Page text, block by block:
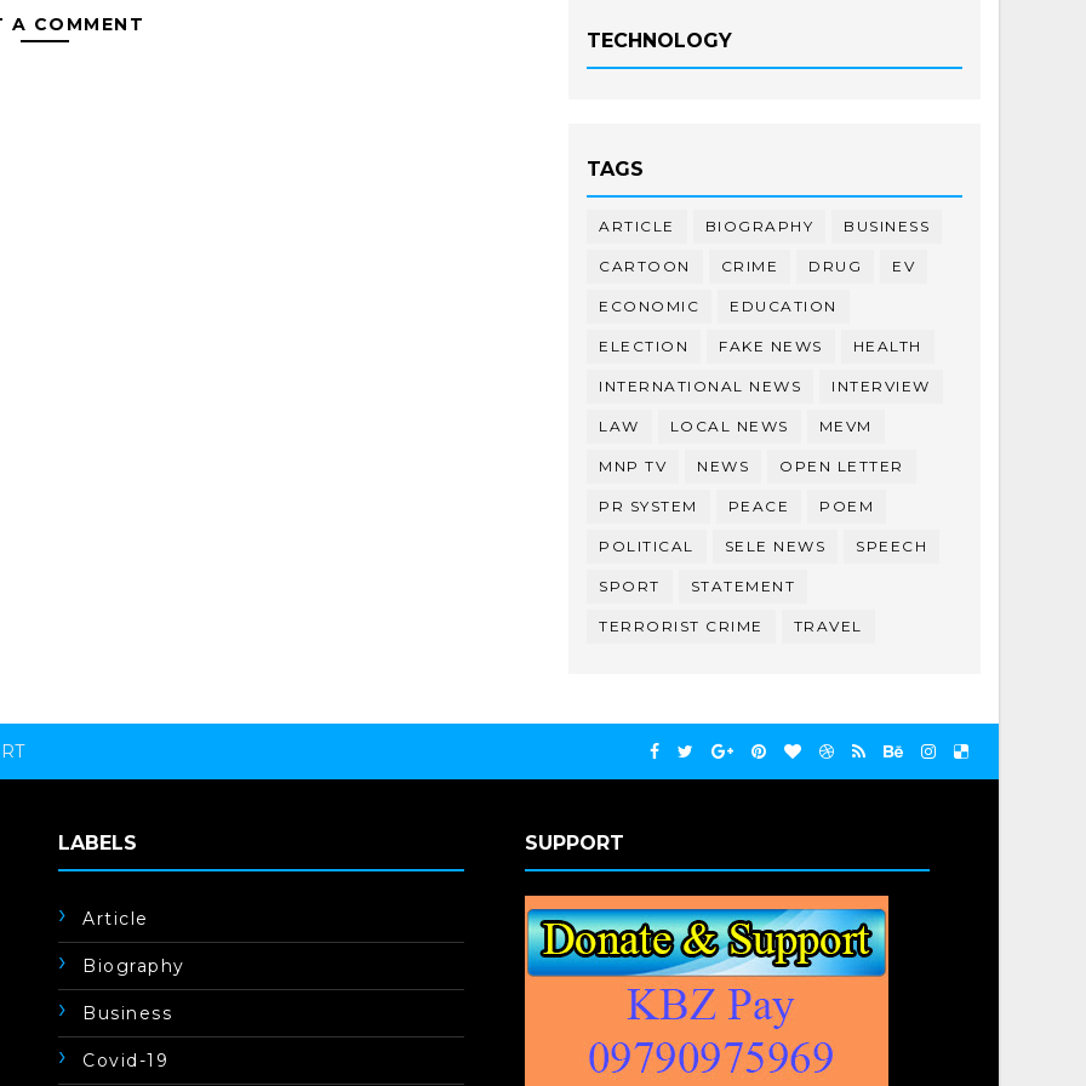
A COMMENT
TECHNOLOGY
TAGS
ARTICLE BIOGRAPHY BUSINESS
CARTOON CRIME DRUG EV
ECONOMIC EDUCATION
ELECTION FAKE NEWS HEALTH
INTERNATIONAL NEWS INTERVIEW
LAW LOCAL NEWS MEVM
MNP TV NEWS OPEN LETTER
PR SYSTEM PEACE POEM
POLITICAL SELE NEWS SPEECH
SPORT STATEMENT
TERRORIST CRIME TRAVEL
LABELS
Article
Biography
Business
Covid-19
SUPPORT